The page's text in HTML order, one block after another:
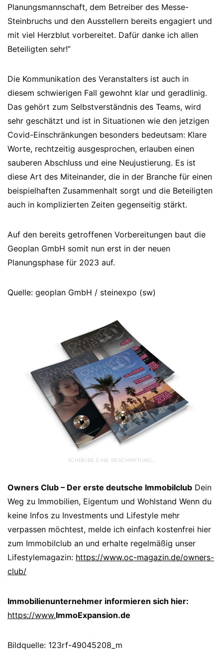
Planungsmannschaft, dem Betreiber des Messe-
Steinbruchs und den Ausstellern bereits engagiert und
mit viel Herzblut vorbereitet. Dafür danke ich allen
Beteiligten sehr!”
Die Kommunikation des Veranstalters ist auch in
diesem schwierigen Fall gewohnt klar und geradlinig.
Das gehört zum Selbstverständnis des Teams, wird
sehr geschätzt und ist in Situationen wie den jetzigen
Covid-Einschränkungen besonders bedeutsam: Klare
Worte, rechtzeitig ausgesprochen, erlauben einen
sauberen Abschluss und eine Neujustierung. Es ist
diese Art des Miteinander, die in der Branche für einen
beispielhaften Zusammenhalt sorgt und die Beteiligten
auch in komplizierten Zeiten gegenseitig stärkt.
Auf den bereits getroffenen Vorbereitungen baut die
Geoplan GmbH somit nun erst in der neuen
Planungsphase für 2023 auf.
Quelle: geoplan GmbH / steinexpo (sw)
SCHREIBE EINE BESCHRIFTUNG…
Owners Club – Der erste deutsche Immobilclub Dein
Weg zu Immobilien, Eigentum und Wohlstand Wenn du
keine Infos zu Investments und Lifestyle mehr
verpassen möchtest, melde ich einfach kostenfrei hier
zum Immobilclub an und erhalte regelmäßig unser
Lifestylemagazin: https://www.oc-magazin.de/owners-
club/
Immobilienunternehmer informieren sich hier:
https://www.ImmoExpansion.de
Bildquelle: 123rf-49045208_m